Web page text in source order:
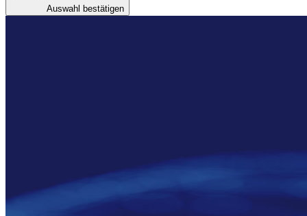
Auswahl bestätigen